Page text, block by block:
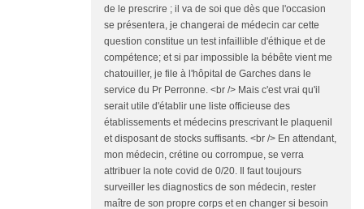
de le prescrire ; il va de soi que dès que l'occasion
se présentera, je changerai de médecin car cette
question constitue un test infaillible d'éthique et de
compétence; et si par impossible la bébête vient me
chatouiller, je file à l'hôpital de Garches dans le
service du Pr Perronne. <br /> Mais c'est vrai qu'il
serait utile d'établir une liste officieuse des
établissements et médecins prescrivant le plaquenil
et disposant de stocks suffisants. <br /> En attendant,
mon médecin, crétine ou corrompue, se verra
attribuer la note covid de 0/20. Il faut toujours
surveiller les diagnostics de son médecin, rester
maître de son propre corps et en changer si besoin